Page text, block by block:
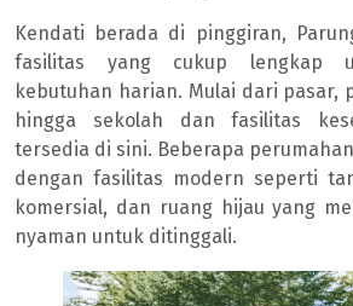
Kendati berada di pinggiran,
fasilitas yang cukup lengkap
kebutuhan harian. Mulai dari pasar,
hingga sekolah dan fasilitas
tersedia di sini. Beberapa
dengan fasilitas modern seperti
komersial, dan ruang hijau yang
nyaman untuk ditinggali.